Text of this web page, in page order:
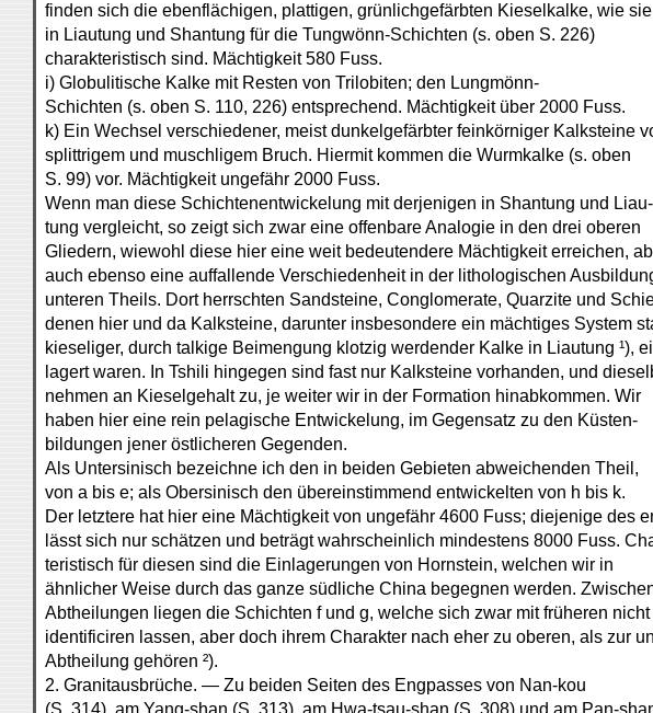
finden sich die ebenflächigen, plattigen, grünlichgefärbten Kieselkalke, wie sie
in Liautung und Shantung für die Tungwönn-Schichten (s. oben S. 226)
charakteristisch sind. Mächtigkeit 580 Fuss.
i) Globulitische Kalke mit Resten von Trilobiten; den Lungmönn-
Schichten (s. oben S. 110, 226) entsprechend. Mächtigkeit über 2000 Fuss.
k) Ein Wechsel verschiedener, meist dunkelgefärbter feinkörniger Kalksteine
splittrigem und muschligem Bruch. Hiermit kommen die Wurmkalke (s. oben
S. 99) vor. Mächtigkeit ungefähr 2000 Fuss.
Wenn man diese Schichtenentwickelung mit derjenigen in Shantung und Liau-
tung vergleicht, so zeigt sich zwar eine offenbare Analogie in den drei oberen
Gliedern, wiewohl diese hier eine weit bedeutendere Mächtigkeit erreichen,
auch ebenso eine auffallende Verschiedenheit in der lithologischen
unteren Theils. Dort herrschten Sandsteine, Conglomerate, Quarzite und
denen hier und da Kalksteine, darunter insbesondere ein mächtiges System
kieseliger, durch talkige Beimengung klotzig werdender Kalke in Liautung ¹),
lagert waren. In Tshili hingegen sind fast nur Kalksteine vorhanden, und
nehmen an Kieselgehalt zu, je weiter wir in der Formation hinabkommen. Wir
haben hier eine rein pelagische Entwickelung, im Gegensatz zu den Küsten-
bildungen jener östlicheren Gegenden.
Als Untersinisch bezeichne ich den in beiden Gebieten abweichenden Theil,
von a bis e; als Obersinisch den übereinstimmend entwickelten von h bis k.
Der letztere hat hier eine Mächtigkeit von ungefähr 4600 Fuss; diejenige des
lässt sich nur schätzen und beträgt wahrscheinlich mindestens 8000 Fuss.
teristisch für diesen sind die Einlagerungen von Hornstein, welchen wir in
ähnlicher Weise durch das ganze südliche China begegnen werden.
Abtheilungen liegen die Schichten f und g, welche sich zwar mit früheren nicht
identificiren lassen, aber doch ihrem Charakter nach eher zu oberen, als zur
Abtheilung gehören ²).
2. Granitausbrüche. — Zu beiden Seiten des Engpasses von Nan-kou
(S. 314), am Yang-shan (S. 313), am Hwa-tsau-shan (S. 308) und am Pan-